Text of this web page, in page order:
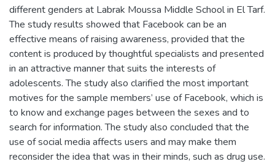
different genders at Labrak Moussa Middle School in El Tarf.
The study results showed that Facebook can be an
effective means of raising awareness, provided that the
content is produced by thoughtful specialists and presented
in an attractive manner that suits the interests of
adolescents. The study also clarified the most important
motives for the sample members’ use of Facebook, which is
to know and exchange pages between the sexes and to
search for information. The study also concluded that the
use of social media affects users and may make them
reconsider the idea that was in their minds, such as drug use.